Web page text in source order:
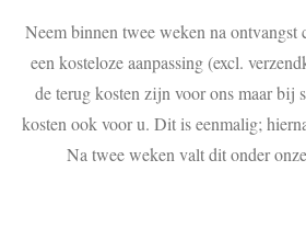
Neem binnen twee weken na ontvangst
een kosteloze aanpassing (excl.
de terug kosten zijn voor ons maar bij
kosten ook voor u. Dit is eenmalig;
Na twee weken valt dit onder